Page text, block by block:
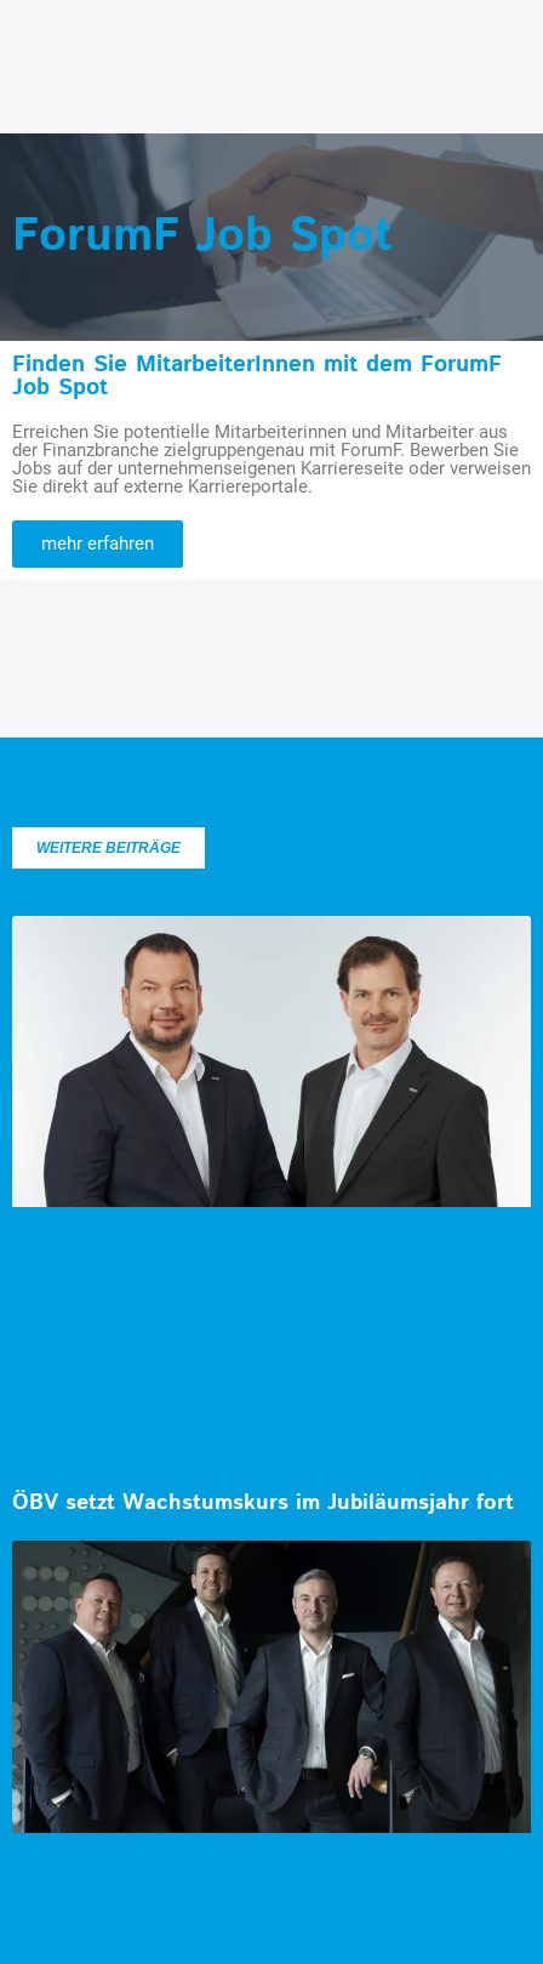
ForumF Job Spot
Finden Sie MitarbeiterInnen mit dem ForumF
Job Spot
Erreichen Sie potentielle Mitarbeiterinnen und Mitarbeiter aus
der Finanzbranche zielgruppengenau mit ForumF. Bewerben Sie
Jobs auf der unternehmenseigenen Karriereseite oder verweisen
Sie direkt auf externe Karriereportale.
mehr erfahren
WEITERE BEITRÄGE
ÖBV setzt Wachstumskurs im Jubiläumsjahr fort